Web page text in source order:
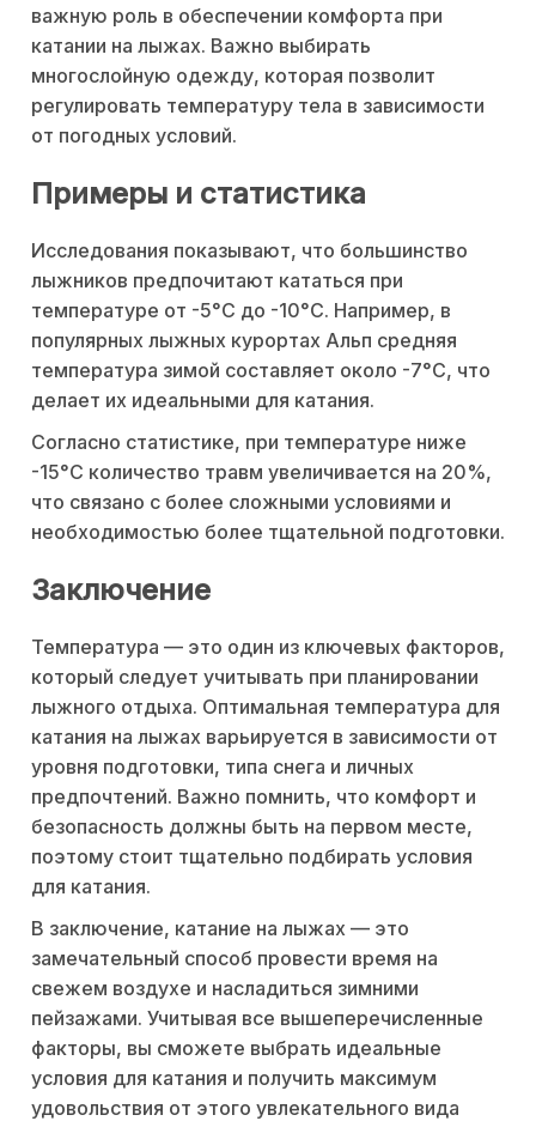
важную роль в обеспечении комфорта при
катании на лыжах. Важно выбирать
многослойную одежду, которая позволит
регулировать температуру тела в зависимости
от погодных условий.
Примеры и статистика
Исследования показывают, что большинство
лыжников предпочитают кататься при
температуре от -5°C до -10°C. Например, в
популярных лыжных курортах Альп средняя
температура зимой составляет около -7°C, что
делает их идеальными для катания.
Согласно статистике, при температуре ниже
-15°C количество травм увеличивается на 20%,
что связано с более сложными условиями и
необходимостью более тщательной подготовки.
Заключение
Температура — это один из ключевых факторов,
который следует учитывать при планировании
лыжного отдыха. Оптимальная температура для
катания на лыжах варьируется в зависимости от
уровня подготовки, типа снега и личных
предпочтений. Важно помнить, что комфорт и
безопасность должны быть на первом месте,
поэтому стоит тщательно подбирать условия
для катания.
В заключение, катание на лыжах — это
замечательный способ провести время на
свежем воздухе и насладиться зимними
пейзажами. Учитывая все вышеперечисленные
факторы, вы сможете выбрать идеальные
условия для катания и получить максимум
удовольствия от этого увлекательного вида